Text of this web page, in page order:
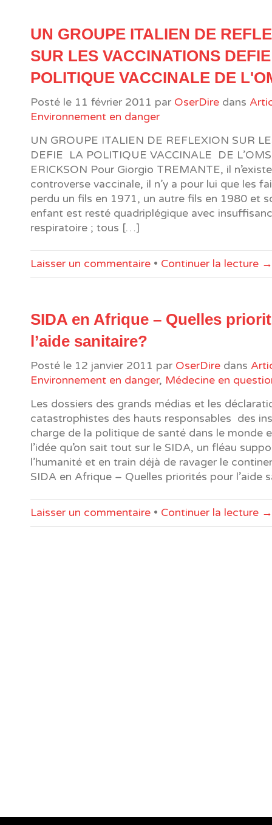
UN GROUPE ITALIEN DE
SUR LES VACCINATIONS
POLITIQUE VACCINALE DE
Posté le 11 février 2011 par OserDire dans
Environnement en danger
UN GROUPE ITALIEN DE REFLEXION SUR
DEFIE LA POLITIQUE VACCINALE DE
ERICKSON Pour Giorgio TREMANTE, il
controverse vaccinale, il n’y a pour lui que les
perdu un fils en 1971, un autre fils en 1980 et
enfant est resté quadriplégique avec
respiratoire ; tous […]
Laisser un commentaire • Continuer la lecture →
SIDA en Afrique – Quelles
l’aide sanitaire?
Posté le 12 janvier 2011 par OserDire dans
Environnement en danger, Médecine en
Les dossiers des grands médias et les
catastrophistes des hauts responsables des
charge de la politique de santé dans le monde
l’idée qu’on sait tout sur le SIDA, un fléau
l’humanité et en train déjà de ravager le
SIDA en Afrique – Quelles priorités pour l’aide
Laisser un commentaire • Continuer la lecture →